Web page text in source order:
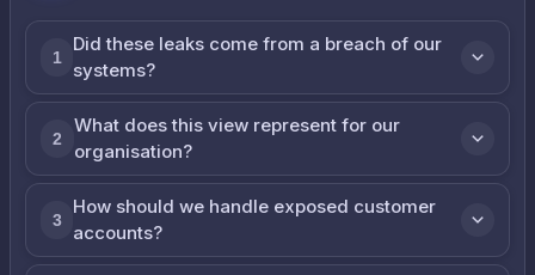
1
Did these leaks come from a breach of our
systems?
2
What does this view represent for our
organisation?
3
How should we handle exposed customer
accounts?